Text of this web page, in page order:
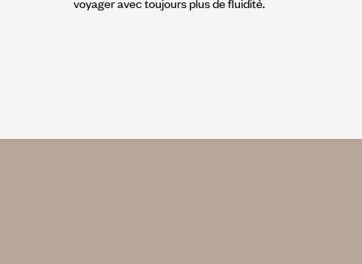
voyager avec toujours plus de fluidité.